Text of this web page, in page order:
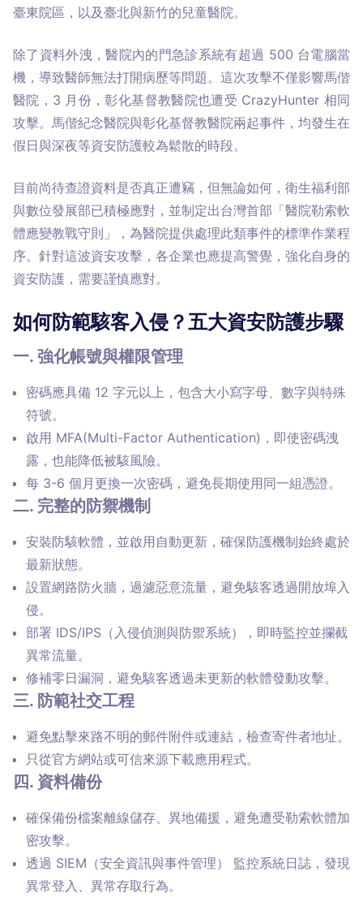
臺東院區，以及臺北與新竹的兒童醫院。
除了資料外洩，醫院內的門急診系統有超過 500 台電腦當
機，導致醫師無法打開病歷等問題。這次攻擊不僅影響馬偕
醫院，3 月份，彰化基督教醫院也遭受 CrazyHunter 相同
攻擊。馬偕紀念醫院與彰化基督教醫院兩起事件，均發生在
假日與深夜等資安防護較為鬆散的時段。
目前尚待查證資料是否真正遭竊，但無論如何，衛生福利部
與數位發展部已積極應對，並制定出台灣首部「醫院勒索軟
體應變教戰守則」，為醫院提供處理此類事件的標準作業程
序。針對這波資安攻擊，各企業也應提高警覺，強化自身的
資安防護，需要謹慎應對。
如何防範駭客入侵？五大資安防護步驟
一. 強化帳號與權限管理
密碼應具備 12 字元以上，包含大小寫字母、數字與特殊
符號。
啟用 MFA(Multi-Factor Authentication)，即使密碼洩
露，也能降低被駭風險。
每 3-6 個月更換一次密碼，避免長期使用同一組憑證。
二. 完整的防禦機制
安裝防駭軟體，並啟用自動更新，確保防護機制始終處於
最新狀態。
設置網路防火牆，過濾惡意流量，避免駭客透過開放埠入
侵。
部署 IDS/IPS（入侵偵測與防禦系統），即時監控並攔截
異常流量。
修補零日漏洞，避免駭客透過未更新的軟體發動攻擊。
三. 防範社交工程
避免點擊來路不明的郵件附件或連結，檢查寄件者地址。
只從官方網站或可信來源下載應用程式。
四. 資料備份
確保備份檔案離線儲存、異地備援，避免遭受勒索軟體加
密攻擊。
透過 SIEM（安全資訊與事件管理） 監控系統日誌，發現
異常登入、異常存取行為。